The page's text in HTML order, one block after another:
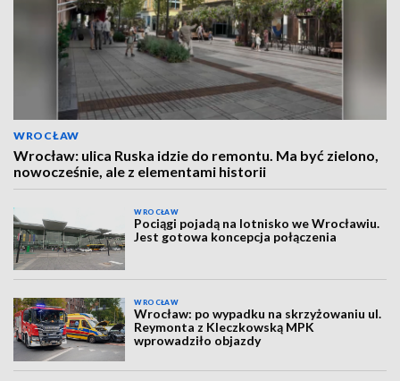
WROCŁAW
Wrocław: ulica Ruska idzie do remontu. Ma być zielono,
nowocześnie, ale z elementami historii
WROCŁAW
Pociągi pojadą na lotnisko we Wrocławiu.
Jest gotowa koncepcja połączenia
WROCŁAW
Wrocław: po wypadku na skrzyżowaniu ul.
Reymonta z Kleczkowską MPK
wprowadziło objazdy